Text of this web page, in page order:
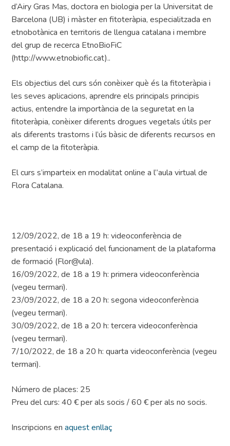
d’Airy Gras Mas, doctora en biologia per la Universitat de
Barcelona (UB) i màster en fitoteràpia, especialitzada en
etnobotànica en territoris de llengua catalana i membre
del grup de recerca EtnoBioFiC
(http://www.etnobiofic.cat)..
Els objectius del curs són conèixer què és la fitoteràpia i
les seves aplicacions, aprendre els principals principis
actius, entendre la importància de la seguretat en la
fitoteràpia, conèixer diferents drogues vegetals útils per
als diferents trastorns i l’ús bàsic de diferents recursos en
el camp de la fitoteràpia.
El curs s’imparteix en modalitat online a l”aula virtual de
Flora Catalana.
12/09/2022, de 18 a 19 h: videoconferència de
presentació i explicació del funcionament de la plataforma
de formació (Flor@ula).
16/09/2022, de 18 a 19 h: primera videoconferència
(vegeu termari).
23/09/2022, de 18 a 20 h: segona videoconferència
(vegeu termari).
30/09/2022, de 18 a 20 h: tercera videoconferència
(vegeu termari).
7/10/2022, de 18 a 20 h: quarta videoconferència (vegeu
termari).
Número de places: 25
Preu del curs: 40 € per als socis / 60 € per als no socis.
Inscripcions enaquest enllaç